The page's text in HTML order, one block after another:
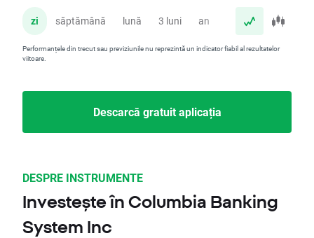
zi săptămână lună 3 luni an
Performanțele din trecut sau previziunile nu reprezintă un indicator fiabil al rezultatelor
viitoare.
Descarcă gratuit aplicația
DESPRE INSTRUMENTE
Investește în Columbia Banking
System Inc